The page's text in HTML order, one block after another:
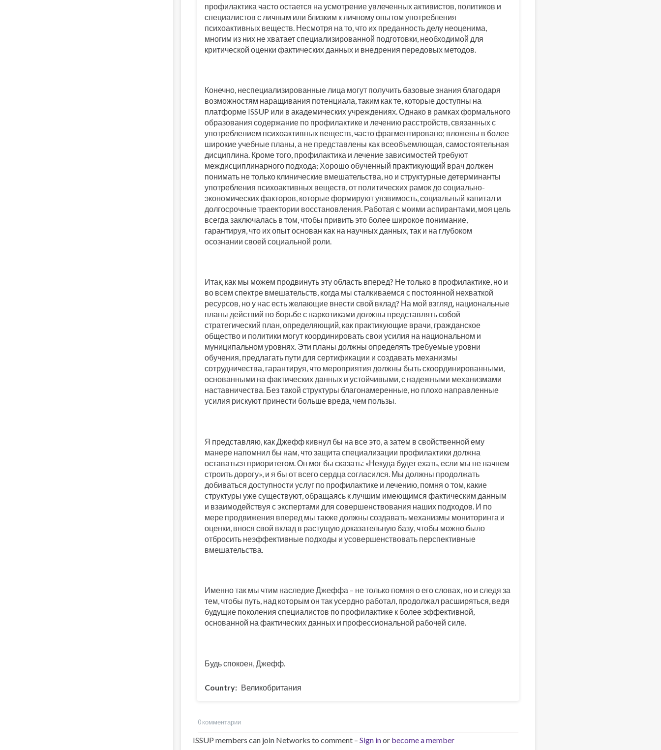
профилактика часто остается на усмотрение увлеченных активистов, политиков и
специалистов с личным или близким к личному опытом употребления
психоактивных веществ. Несмотря на то, что их преданность делу неоценима,
многим из них не хватает специализированной подготовки, необходимой для
критической оценки фактических данных и внедрения передовых методов.
Конечно, неспециализированные лица могут получить базовые знания благодаря
возможностям наращивания потенциала, таким как те, которые доступны на
платформе ISSUP или в академических учреждениях. Однако в рамках формального
образования содержание по профилактике и лечению расстройств, связанных с
употреблением психоактивных веществ, часто фрагментировано; вложены в более
широкие учебные планы, а не представлены как всеобъемлющая, самостоятельная
дисциплина. Кроме того, профилактика и лечение зависимостей требуют
междисциплинарного подхода; Хорошо обученный практикующий врач должен
понимать не только клинические вмешательства, но и структурные детерминанты
употребления психоактивных веществ, от политических рамок до социально-
экономических факторов, которые формируют уязвимость, социальный капитал и
долгосрочные траектории восстановления. Работая с моими аспирантами, моя цель
всегда заключалась в том, чтобы привить это более широкое понимание,
гарантируя, что их опыт основан как на научных данных, так и на глубоком
осознании своей социальной роли.
Итак, как мы можем продвинуть эту область вперед? Не только в профилактике, но и
во всем спектре вмешательств, когда мы сталкиваемся с постоянной нехваткой
ресурсов, но у нас есть желающие внести свой вклад? На мой взгляд, национальные
планы действий по борьбе с наркотиками должны представлять собой
стратегический план, определяющий, как практикующие врачи, гражданское
общество и политики могут координировать свои усилия на национальном и
муниципальном уровнях. Эти планы должны определять требуемые уровни
обучения, предлагать пути для сертификации и создавать механизмы
сотрудничества, гарантируя, что мероприятия должны быть скоординированными,
основанными на фактических данных и устойчивыми, с надежными механизмами
наставничества. Без такой структуры благонамеренные, но плохо направленные
усилия рискуют принести больше вреда, чем пользы.
Я представляю, как Джефф кивнул бы на все это, а затем в свойственной ему
манере напомнил бы нам, что защита специализации профилактики должна
оставаться приоритетом. Он мог бы сказать: «Некуда будет ехать, если мы не начнем
строить дорогу», и я бы от всего сердца согласился. Мы должны продолжать
добиваться доступности услуг по профилактике и лечению, помня о том, какие
структуры уже существуют, обращаясь к лучшим имеющимся фактическим данным
и взаимодействуя с экспертами для совершенствования наших подходов. И по
мере продвижения вперед мы также должны создавать механизмы мониторинга и
оценки, внося свой вклад в растущую доказательную базу, чтобы можно было
отбросить неэффективные подходы и усовершенствовать перспективные
вмешательства.
Именно так мы чтим наследие Джеффа – не только помня о его словах, но и следя за
тем, чтобы путь, над которым он так усердно работал, продолжал расширяться, ведя
будущие поколения специалистов по профилактике к более эффективной,
основанной на фактических данных и профессиональной рабочей силе.
Будь спокоен, Джефф.
Country Великобритания
0 комментарии
ISSUP members can join Networks to comment – Sign inor become a member